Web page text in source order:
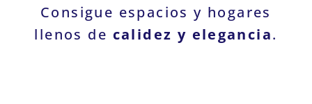
Consigue espacios y hogares
llenos de calidez y elegancia.